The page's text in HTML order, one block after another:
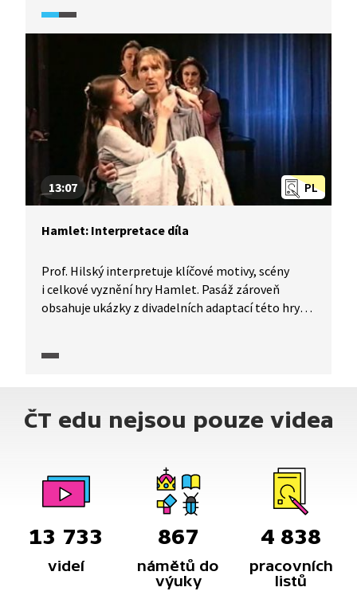
byla napsána? Hilský hovoří o motivu času
a čarodějnic a zmiňuje dále charakteristiku
postavy Macbetha a kontext vzniku hry. Pasáž
obsahuje ukázky z divadelního představení
hraného na Letních shakespearovských
slavnostech na Pražském hradě.
PL
13:07
Hamlet: Interpretace díla
Prof. Hilský interpretuje klíčové motivy, scény
i celkové vyznění hry Hamlet. Pasáž zároveň
obsahuje ukázky z divadelních adaptací této hry
ČT edu nejsou pouze videa
13 733
videí
867
námětů do
výuky
4 838
pracovních
listů